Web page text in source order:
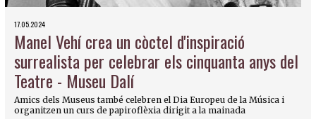
17.05.2024
Manel Vehí crea un còctel d'inspiració
surrealista per celebrar els cinquanta anys del
Teatre - Museu Dalí
Amics dels Museus també celebren el Dia Europeu de la Música i
organitzen un curs de papiroflèxia dirigit a la mainada